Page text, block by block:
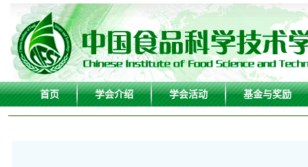
首页 学会介绍 学会活动 基金与奖励